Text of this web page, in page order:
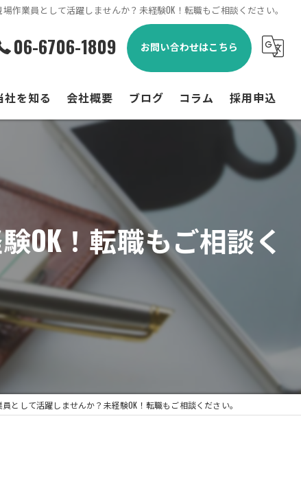
作業員として活躍しませんか？未経験OK！転職もご相談ください。
06-6706-1809 お問い合わせはこちら
社を知る
験者
歴不問
資格取得支援
会社概要 ブログ コラム 採用申込
OK！転職もご相談く
として活躍しませんか？未経験OK！転職もご相談ください。